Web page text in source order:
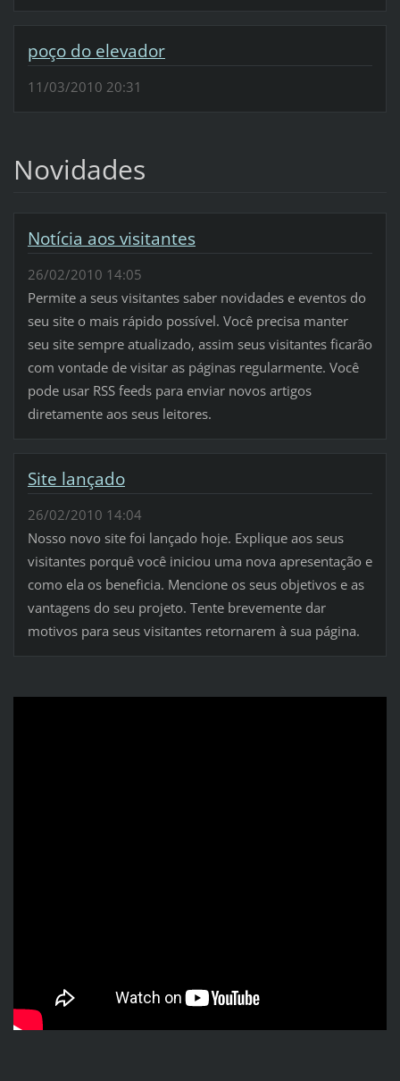
poço do elevador
11/03/2010 20:31
Novidades
Notícia aos visitantes
26/02/2010 14:05
Permite a seus visitantes saber novidades e eventos do
seu site o mais rápido possível. Você precisa manter
seu site sempre atualizado, assim seus visitantes ficarão
com vontade de visitar as páginas regularmente. Você
pode usar RSS feeds para enviar novos artigos
diretamente aos seus leitores.
Site lançado
26/02/2010 14:04
Nosso novo site foi lançado hoje. Explique aos seus
visitantes porquê você iniciou uma nova apresentação e
como ela os beneficia. Mencione os seus objetivos e as
vantagens do seu projeto. Tente brevemente dar
motivos para seus visitantes retornarem à sua página.